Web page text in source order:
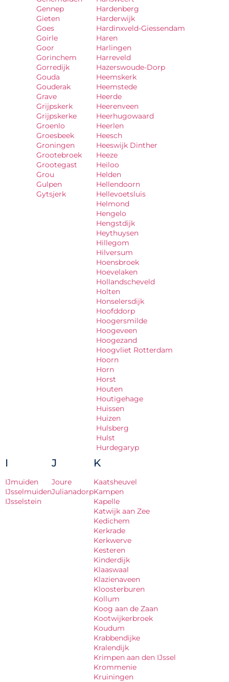
Gennep
Gieten
Goes
Goirle
Goor
Gorinchem
Gorredijk
Gouda
Gouderak
Grave
Grijpskerk
Grijpskerke
Groenlo
Groesbeek
Groningen
Grootebroek
Grootegast
Grou
Gulpen
Gytsjerk
Hardenberg
Harderwijk
Hardinxveld-Giessendam
Haren
Harlingen
Harreveld
Hazerswoude-Dorp
Heemskerk
Heemstede
Heerde
Heerenveen
Heerhugowaard
Heerlen
Heesch
Heeswijk Dinther
Heeze
Heiloo
Helden
Hellendoorn
Hellevoetsluis
Helmond
Hengelo
Hengstdijk
Heythuysen
Hillegom
Hilversum
Hoensbroek
Hoevelaken
Hollandscheveld
Holten
Honselersdijk
Hoofddorp
Hoogersmilde
Hoogeveen
Hoogezand
Hoogvliet Rotterdam
Hoorn
Horn
Horst
Houten
Houtigehage
Huissen
Huizen
Hulsberg
Hulst
Hurdegaryp
I
IJmuiden
IJsselmuiden
IJsselstein
J
Joure
Julianadorp
K
Kaatsheuvel
Kampen
Kapelle
Katwijk aan Zee
Kedichem
Kerkrade
Kerkwerve
Kesteren
Kinderdijk
Klaaswaal
Klazienaveen
Kloosterburen
Kollum
Koog aan de Zaan
Kootwijkerbroek
Koudum
Krabbendijke
Kralendijk
Krimpen aan den IJssel
Krommenie
Kruiningen